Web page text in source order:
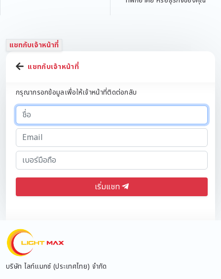
แชทกับเจ้าหน้าที่
แชทกับเจ้าหน้าที่
กรุณากรอกข้อมูลเพื่อให้เจ้าหน้าที่ติดต่อกลับ
เริ่มแชท
บริษัท ไลท์แมกซ์ (ประเทศไทย) จำกัด